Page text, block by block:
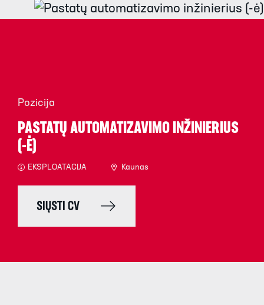
Pozicija
PASTATŲ AUTOMATIZAVIMO INŽINIERIUS
(-Ė)
EKSPLOATACIJA Kaunas
SIŲSTI CV